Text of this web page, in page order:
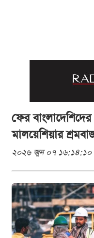
ফের
মালয়েশিয়ার
২০২৬ জুন ০৭ ১৬:১৪:১০